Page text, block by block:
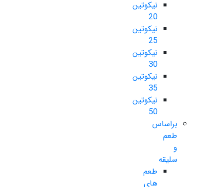
نیکوتین
20
نیکوتین
25
نیکوتین
30
نیکوتین
35
نیکوتین
50
براساس
طعم
و
سلیقه
طعم
های